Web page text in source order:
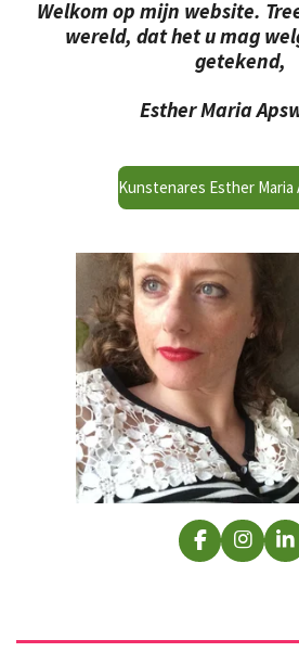
Welkom op mijn website.
wereld, dat het u mag
getekend,
Esther Maria
Kunstenares Esther Maria
F
a
o
I
n
g
L
i
d